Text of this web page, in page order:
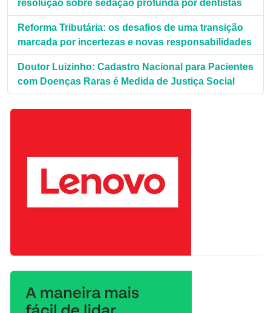
resolução sobre sedação profunda por dentistas
Reforma Tributária: os desafios de uma transição
marcada por incertezas e novas responsabilidades
Doutor Luizinho: Cadastro Nacional para Pacientes
com Doenças Raras é Medida de Justiça Social